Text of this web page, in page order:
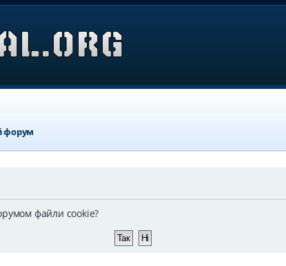
форум
файли cookie?